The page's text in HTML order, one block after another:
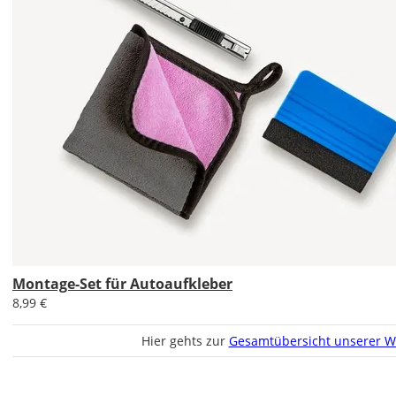
Sa., 15.08. -
Montage-Set für Autoaufkleber
8,99 €
Hier gehts zur Gesamtübersicht unserer